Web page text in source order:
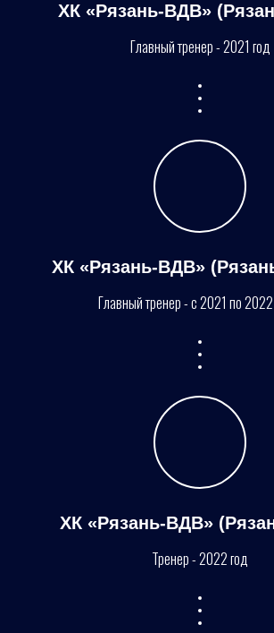
ХК «Рязань-ВДВ»
Главный тренер - 2021 год
ХК «Рязань-ВДВ»
Главный тренер - с 2021 по
ХК «Рязань-ВДВ»
Тренер - 2022 год